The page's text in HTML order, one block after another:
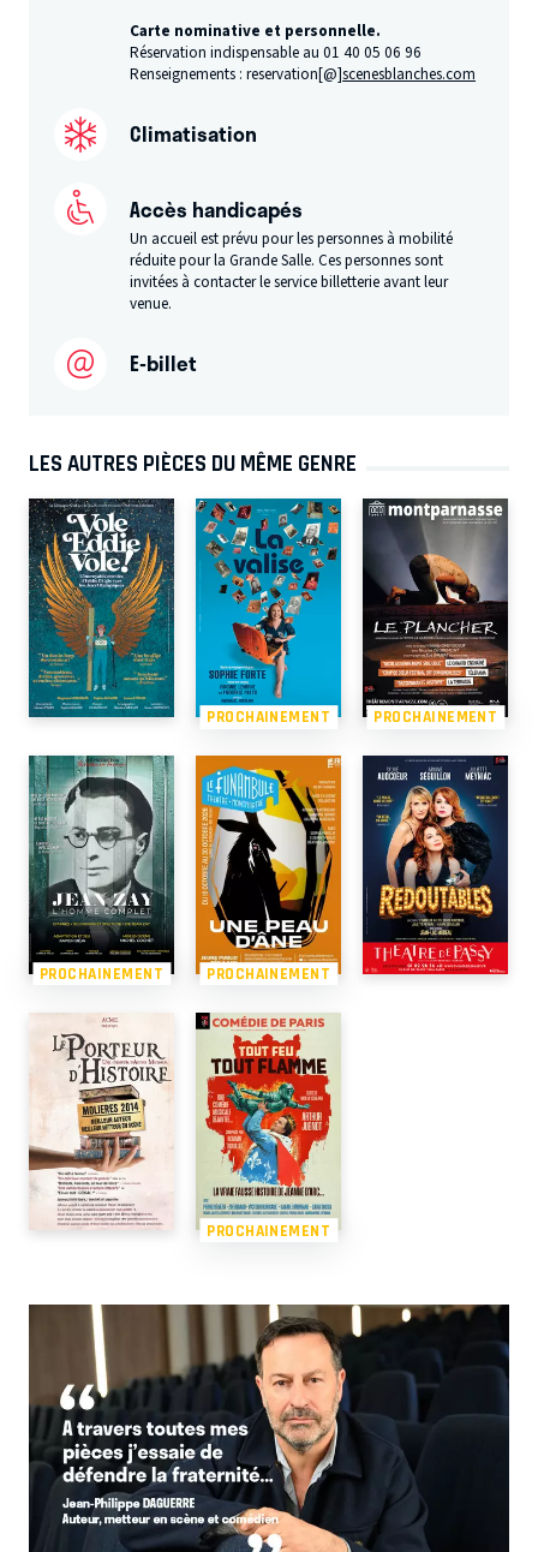
Carte nominative et personnelle.
​Réservation indispensable au 01 40 05 06 96
Renseignements : reservation[@]scenesblanches.com
Climatisation
Accès handicapés
Un accueil est prévu pour les personnes à mobilité
réduite pour la Grande Salle. Ces personnes sont
invitées à contacter le service billetterie avant leur
venue.
E-billet
LES AUTRES PIÈCES DU MÊME GENRE
PROCHAINEMENT PROCHAINEMENT
PROCHAINEMENT PROCHAINEMENT
PROCHAINEMENT